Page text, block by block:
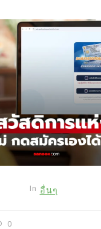
In อื่นๆ
0